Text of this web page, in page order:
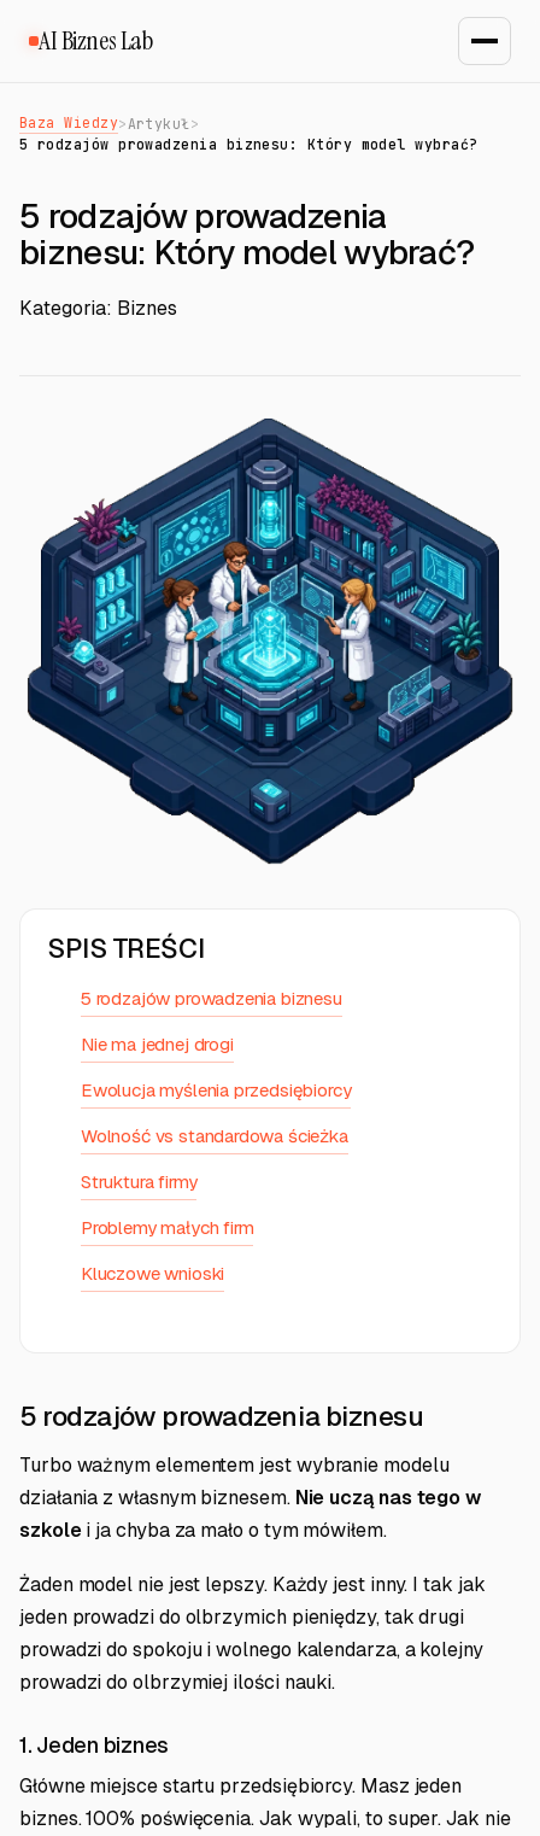
AI Biznes Lab
Baza Wiedzy> Artykuł >
5 rodzajów prowadzenia biznesu: Który model wybrać?
5 rodzajów prowadzenia
biznesu: Który model wybrać?
Kategoria: Biznes
SPIS TREŚCI
5 rodzajów prowadzenia biznesu
Nie ma jednej drogi
Ewolucja myślenia przedsiębiorcy
Wolność vs standardowa ścieżka
Struktura firmy
Problemy małych firm
Kluczowe wnioski
5 rodzajów prowadzenia biznesu
Turbo ważnym elementem jest wybranie modelu
działania z własnym biznesem. Nie uczą nas tego w
szkolei ja chyba za mało o tym mówiłem.
Żaden model nie jest lepszy. Każdy jest inny. I tak jak
jeden prowadzi do olbrzymich pieniędzy, tak drugi
prowadzi do spokoju i wolnego kalendarza, a kolejny
prowadzi do olbrzymiej ilości nauki.
1. Jeden biznes
Główne miejsce startu przedsiębiorcy. Masz jeden
biznes. 100% poświęcenia. Jak wypali, to super. Jak nie